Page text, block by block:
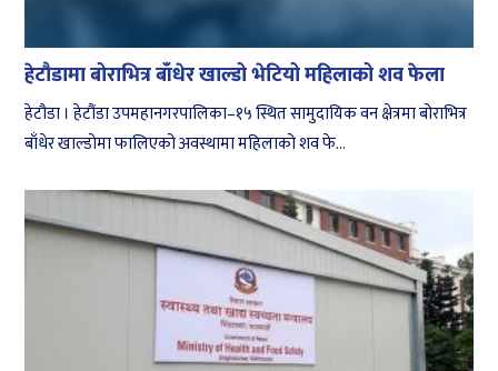
हेटौडामा बोराभित्र बाँधेर खाल्डो भेटियो महिलाको शव फेला
हेटौडा । हेटौंडा उपमहानगरपालिका–१५ स्थित सामुदायिक वन क्षेत्रमा बोराभित्र
बाँधेर खाल्डोमा फालिएको अवस्थामा महिलाको शव फे...